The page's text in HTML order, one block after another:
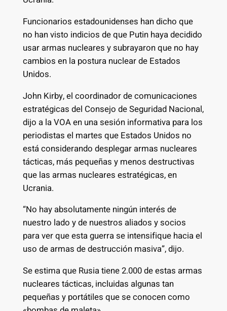
Funcionarios estadounidenses han dicho que
no han visto indicios de que Putin haya decidido
usar armas nucleares y subrayaron que no hay
cambios en la postura nuclear de Estados
Unidos.
John Kirby, el coordinador de comunicaciones
estratégicas del Consejo de Seguridad Nacional,
dijo a la VOA en una sesión informativa para los
periodistas el martes que Estados Unidos no
está considerando desplegar armas nucleares
tácticas, más pequeñas y menos destructivas
que las armas nucleares estratégicas, en
Ucrania.
“No hay absolutamente ningún interés de
nuestro lado y de nuestros aliados y socios
para ver que esta guerra se intensifique hacia el
uso de armas de destrucción masiva”, dijo.
Se estima que Rusia tiene 2.000 de estas armas
nucleares tácticas, incluidas algunas tan
pequeñas y portátiles que se conocen como